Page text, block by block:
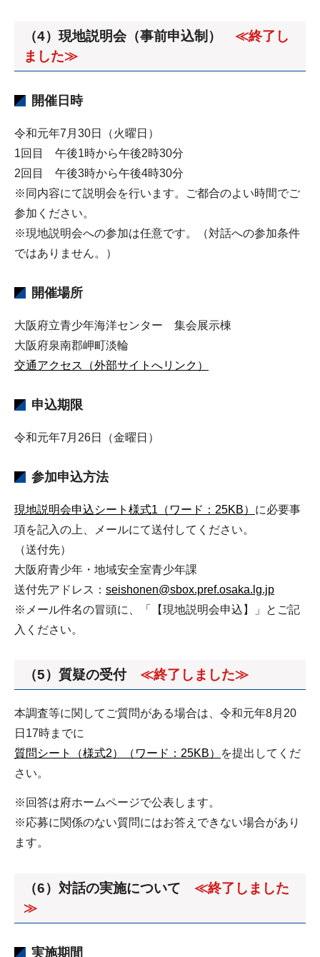
（4）現地説明会（事前申込制） ≪終了し
ました≫
開催日時
令和元年7月30日（火曜日）
1回目 午後1時から午後2時30分
2回目 午後3時から午後4時30分
※同内容にて説明会を行います。ご都合のよい時間でご
参加ください。
※現地説明会への参加は任意です。（対話への参加条件
ではありません。）
開催場所
大阪府立青少年海洋センター 集会展示棟
大阪府泉南郡岬町淡輪
交通アクセス（外部サイトへリンク）
申込期限
令和元年7月26日（金曜日）
参加申込方法
現地説明会申込シート様式1（ワード：25KB） に必要事
項を記入の上、メールにて送付してください。
（送付先）
大阪府青少年・地域安全室青少年課
送付先アドレス： seishonen@sbox.pref.osaka.lg.jp
※メール件名の冒頭に、「【現地説明会申込】」とご記
入ください。
（5）質疑の受付 ≪終了しました≫
本調査等に関してご質問がある場合は、令和元年8月20
日17時までに
質問シート（様式2）（ワード：25KB）
を提出してくだ
さい。
※回答は府ホームページで公表します。
※応募に関係のない質問にはお答えできない場合があり
ます。
（6）対話の実施について ≪終了しました
≫
実施期間